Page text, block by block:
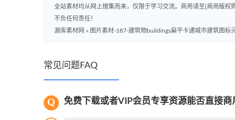
全站素材均从网上搜集而来，仅限于学习交流。商用请至[商用版
不负任何责任！
源库素材网 » 图片素材-187-建筑物buildings扁平卡通城市建筑图标
常见问题FAQ
免费下载或者VIP会员专享资源能否直接商